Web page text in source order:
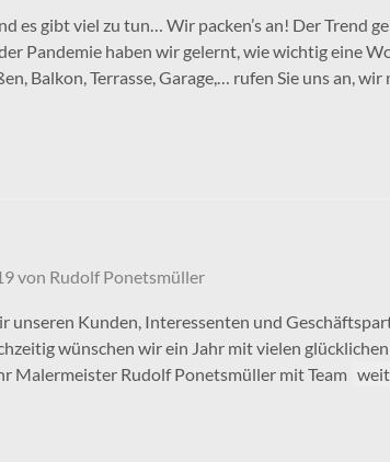
es gibt viel zu tun… Wir packen’s an! Der Trend
Pandemie haben wir gelernt, wie wichtig eine
Balkon, Terrasse, Garage,… rufen Sie uns an, wir
von Rudolf Ponetsmüller
unseren Kunden, Interessenten und
wünschen wir ein Jahr mit vielen
Malermeister Rudolf Ponetsmüller mit Team